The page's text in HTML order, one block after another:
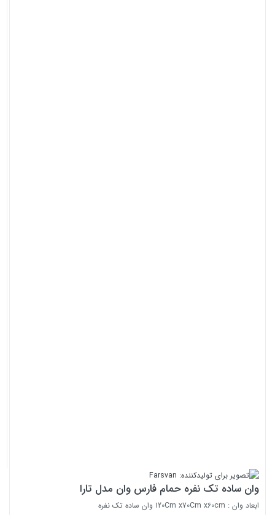
وان ساده تک نفره حمام فارس وان مدل تارا
ابعاد وان : 120Cm x70Cm x60cm وان ساده تک نفره